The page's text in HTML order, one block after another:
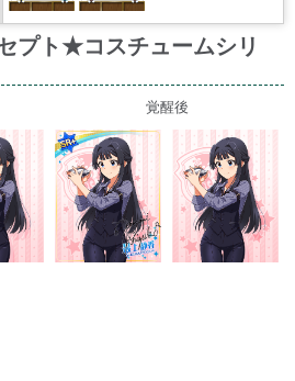
プト★コスチュームシリ
覚醒後